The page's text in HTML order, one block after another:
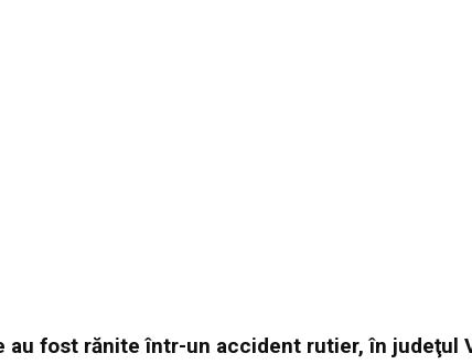
au fost rănite într-un accident rutier, în judeţul